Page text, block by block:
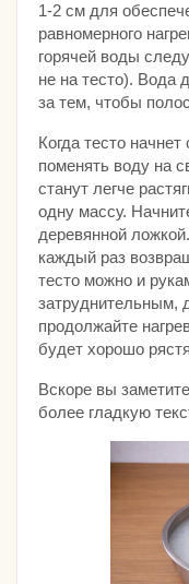
1-2 см для
равномерного
горячей воды
не на тесто). Вода
за тем, чтобы
Когда тесто начнет
поменять воду на
станут легче
одну массу.
деревянной
каждый раз
тесто можно и
затруднительным,
продолжайте
будет хорошо
Вскоре вы
более гладкую